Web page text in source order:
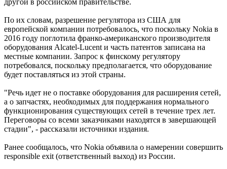
По их словам, разрешение регулятора из США для
европейской компании потребовалось, что поскольку Nokia в
2016 году поглотила франко-американского производителя
оборудования Alcatel-Lucent и часть патентов записана на
местные компании. Запрос к финскому регулятору
потребовался, поскольку предполагается, что оборудование
будет поставляться из этой страны.
"Речь идет не о поставке оборудования для расширения сетей,
а о запчастях, необходимых для поддержания нормального
функционирования существующих сетей в течение трех лет.
Переговоры со всеми заказчиками находятся в завершающей
стадии", - рассказали источники издания.
Ранее сообщалось, что Nokia объявила о намерении совершить
responsible exit (ответственный выход) из России.